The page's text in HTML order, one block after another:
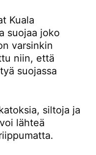
Kuala
suojaa joko
varsinkin
niin, että
suojassa
siltoja ja
lähteä